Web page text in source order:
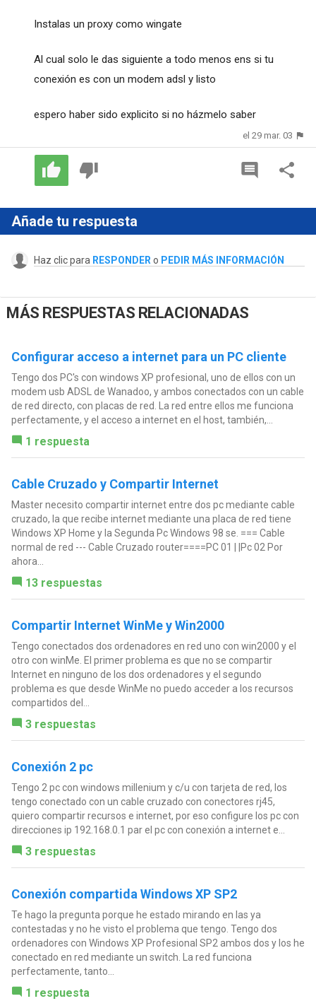
Instalas un proxy como wingate
Al cual solo le das siguiente a todo menos ens si tu
conexión es con un modem adsl y listo
espero haber sido explicito si no házmelo saber
el 29 mar. 03
Añade tu respuesta
Haz clic para RESPONDER o PEDIR MÁS INFORMACIÓN
MÁS RESPUESTAS RELACIONADAS
Configurar acceso a internet para un PC cliente
Tengo dos PC's con windows XP profesional, uno de ellos con un
modem usb ADSL de Wanadoo, y ambos conectados con un cable
de red directo, con placas de red. La red entre ellos me funciona
perfectamente, y el acceso a internet en el host, también,...
1 respuesta
Cable Cruzado y Compartir Internet
Master necesito compartir internet entre dos pc mediante cable
cruzado, la que recibe internet mediante una placa de red tiene
Windows XP Home y la Segunda Pc Windows 98 se. === Cable
normal de red --- Cable Cruzado router====PC 01 | |Pc 02 Por
ahora...
13 respuestas
Compartir Internet WinMe y Win2000
Tengo conectados dos ordenadores en red uno con win2000 y el
otro con winMe. El primer problema es que no se compartir
Internet en ninguno de los dos ordenadores y el segundo
problema es que desde WinMe no puedo acceder a los recursos
compartidos del...
3 respuestas
Conexión 2 pc
Tengo 2 pc con windows millenium y c/u con tarjeta de red, los
tengo conectado con un cable cruzado con conectores rj45,
quiero compartir recursos e internet, por eso configure los pc con
direcciones ip 192.168.0.1 par el pc con conexión a internet e...
3 respuestas
Conexión compartida Windows XP SP2
Te hago la pregunta porque he estado mirando en las ya
contestadas y no he visto el problema que tengo. Tengo dos
ordenadores con Windows XP Profesional SP2 ambos dos y los he
conectado en red mediante un switch. La red funciona
perfectamente, tanto...
1 respuesta